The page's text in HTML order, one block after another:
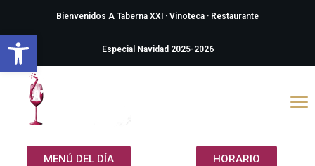
Abrir barra de herramientas
Bienvenidos A Taberna XXI · Vinoteca · Restaurante
Especial Navidad 2025-2026
MENÚ DEL DÍA HORARIO